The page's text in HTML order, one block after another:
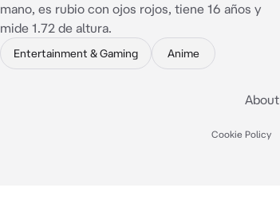
mano, es rubio con ojos rojos, tiene 16 años y
mide 1.72 de altura.
Entertainment & Gaming Anime
About
Cookie Policy